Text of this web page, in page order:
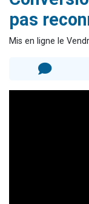
pas
Mis en ligne le